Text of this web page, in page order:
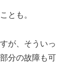
とも。
が、そういっ
分の故障も可